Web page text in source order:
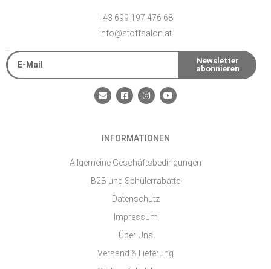
+43 699 197 476 68
info@stoffsalon.at
Newsletter
abonnieren
E
n
o
F
a
o
-
q
a
r
e
I
n
g
m
Y
o
b
INFORMATIONEN
Allgemeine Geschäftsbedingungen
B2B und Schülerrabatte
Datenschutz
Impressum
Über Uns
Versand & Lieferung